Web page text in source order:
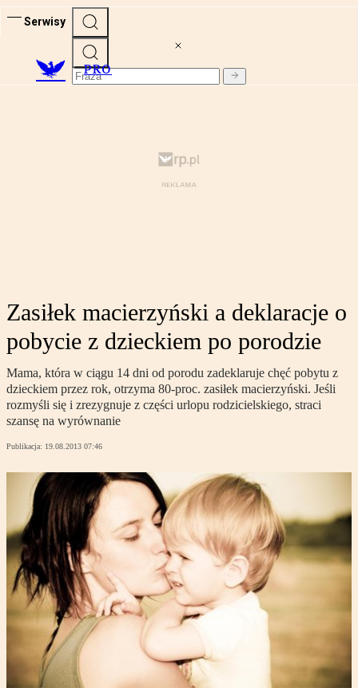
Serwisy
PRO
Zasiłek macierzyński a deklaracje o
pobycie z dzieckiem po porodzie
Mama, która w ciągu 14 dni od porodu zadeklaruje chęć pobytu z
dzieckiem przez rok, otrzyma 80-proc. zasiłek macierzyński. Jeśli
rozmyśli się i zrezygnuje z części urlopu rodzicielskiego, straci
szansę na wyrównanie
Publikacja: 19.08.2013 07:46